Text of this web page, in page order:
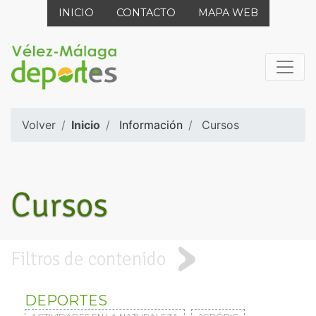
INICIO CONTACTO MAPA WEB
Volver Inicio Información Cursos
Cursos
Filtros de contenido
DEPORTES